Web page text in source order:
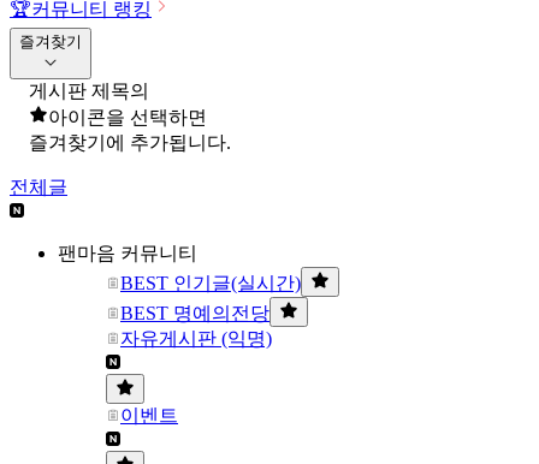
🏆커뮤니티 랭킹
즐겨찾기
게시판 제목의
아이콘을 선택하면
즐겨찾기에 추가됩니다.
전체글
팬마음 커뮤니티
BEST 인기글(실시간)
BEST 명예의전당
자유게시판 (익명)
이벤트